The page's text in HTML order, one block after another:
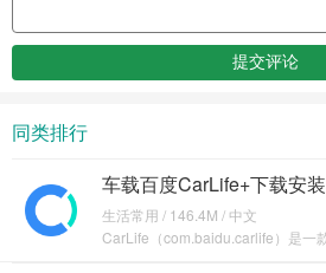
同类排行
车载百度CarLife+下载安
生活常用 / 146.4M / 中文
CarLife（com.baidu.carlife）是一